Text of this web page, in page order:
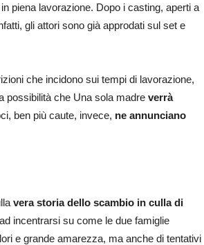
piena lavorazione. Dopo i casting, aperti a
gli attori sono già approdati sul set e
che incidono sui tempi di lavorazione,
possibilità che Una sola madre verrà
ben più caute, invece, ne annunciano
vera storia dello scambio in culla di
incentrarsi su come le due famiglie
e grande amarezza, ma anche di tentativi